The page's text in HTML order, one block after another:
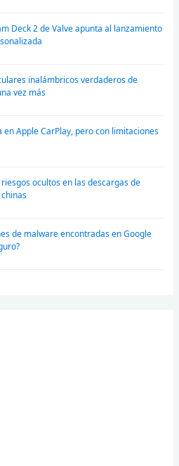
Deck 2 de Valve apunta al lanzamiento
inalámbricos verdaderos de
vez más
Apple CarPlay, pero con limitaciones
ocultos en las descargas de
de malware encontradas en Google